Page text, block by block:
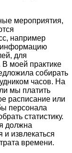
мероприятия,
например
информацию
для
моей практике
собирать
часов. На
мы платить
расписание или
персонала
статистику.
должна
и извлекаться
времени.